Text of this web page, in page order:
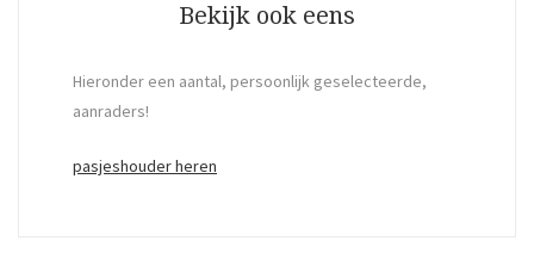
Bekijk ook eens
Hieronder een aantal, persoonlijk geselecteerde,
aanraders!
pasjeshouder heren